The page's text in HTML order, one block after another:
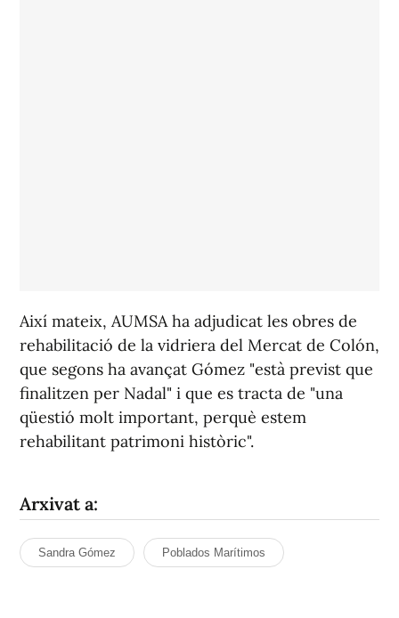
Així mateix, AUMSA ha adjudicat les obres de
rehabilitació de la vidriera del Mercat de Colón,
que segons ha avançat Gómez "està previst que
finalitzen per Nadal" i que es tracta de "una
qüestió molt important, perquè estem
rehabilitant patrimoni històric".
Arxivat a:
Sandra Gómez Poblados Marítimos